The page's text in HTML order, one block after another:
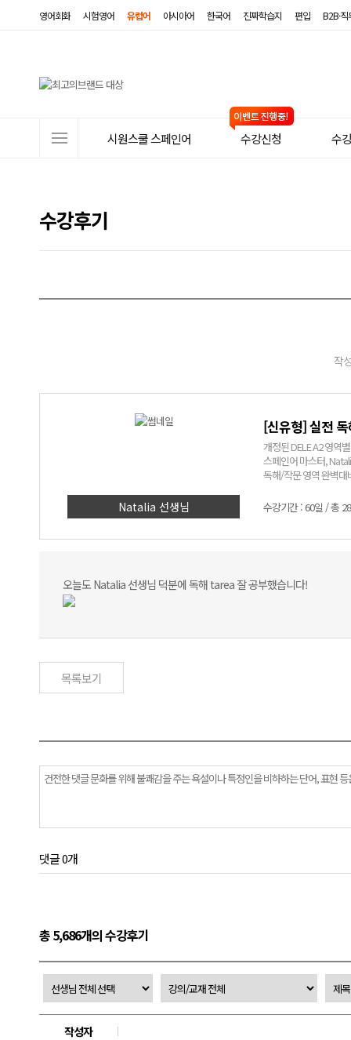
영어회화 시험영어 유럽어 아시아어 한국어 진짜학습지 편입 B2B·
뉴
시원스쿨 스페인어 수강신청 수
수강후기
작
Natalia 선생님
[신유형] 실전
개정된 DELE A2 영역
스페인어 마스터,
독해/작문 영역 완벽
수강기간 : 60일 / 총
오늘도 Natalia 선생님 덕분에 독해 tarea 잘 공부했습니다!
목록보기
댓글 0개
총 5,686개의 수강후기
작성자